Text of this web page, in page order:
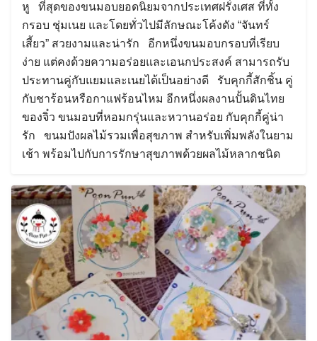
หู ที่สุดของขนมอบยอดนิยมจากประเทศฝรั่งเศส ที่ทั้ง
กรอบ ชุ่มเนย และโดยทั่วไปมีลักษณะโค้งดัง “จันทร์
เสี้ยว” สวยงามและน่ารัก อีกหนึ่งขนมอบกรอบที่เรียบ
ง่าย แต่คงด้วยความอร่อยและเอนกประสงค์ สามารถรับ
ประทานคู่กับแยมและเนยได้เป็นอย่างดี รับคุกกี้สักชิ้น คู่
กับชาร้อนหรือกาแฟร้อนไหม อีกหนึ่งผลงานปั้นดินไทย
ของจิ๋ว ขนมอบที่หอมกรุ่นและหวานอร่อย กับคุกกี้คู่น่า
รัก ขนมปังผลไม้รวมเพื่อสุขภาพ สำหรับเพิ่มพลังในยาม
เช้า พร้อมไปกับการรักษาสุขภาพด้วยผลไม้หลากชนิด